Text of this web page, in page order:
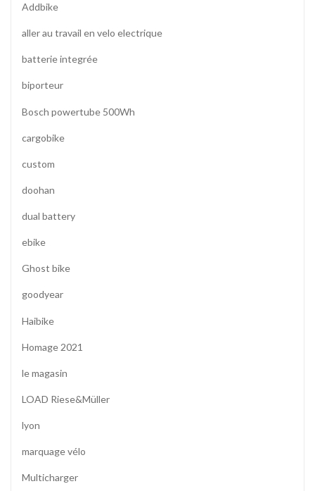
Addbike
aller au travail en velo electrique
batterie integrée
biporteur
Bosch powertube 500Wh
cargobike
custom
doohan
dual battery
ebike
Ghost bike
goodyear
Haibike
Homage 2021
le magasin
LOAD Riese&Müller
lyon
marquage vélo
Multicharger